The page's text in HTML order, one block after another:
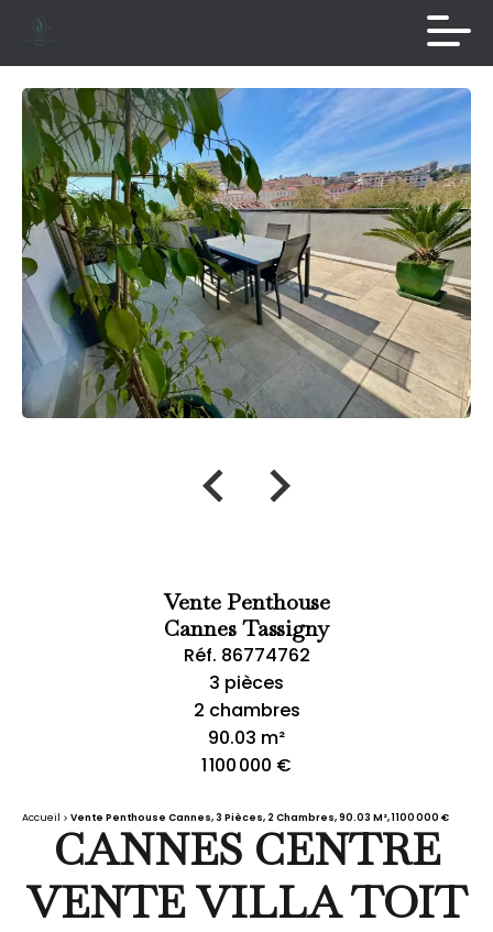
Vente Penthouse
Cannes Tassigny
Réf. 86774762
3 pièces
2 chambres
90.03 m²
1 100 000 €
Accueil Vente Penthouse Cannes, 3 Pièces, 2 Chambres, 90.03 M², 1 100 000 €
CANNES CENTRE
VENTE VILLA TOIT